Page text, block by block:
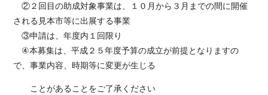
②２回目の助成対象事業は、１０月から３月までの間に開催
される見本市等に出展する事業
③申請は、年度内１回限り
④本募集は、平成２５年度予算の成立が前提となりますの
で、事業内容、時期等に変更が生じる
ことがあることをご了承ください